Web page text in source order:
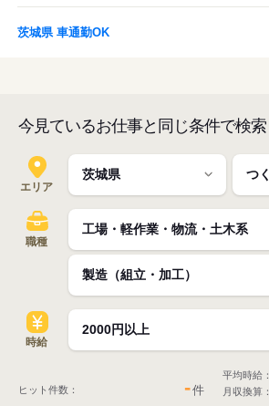
茨城県 車通勤OK
今見ているお仕事と同じ条件で検索
エリア
職種
時給
ヒット件数： -件
平均時給：
月収換算：